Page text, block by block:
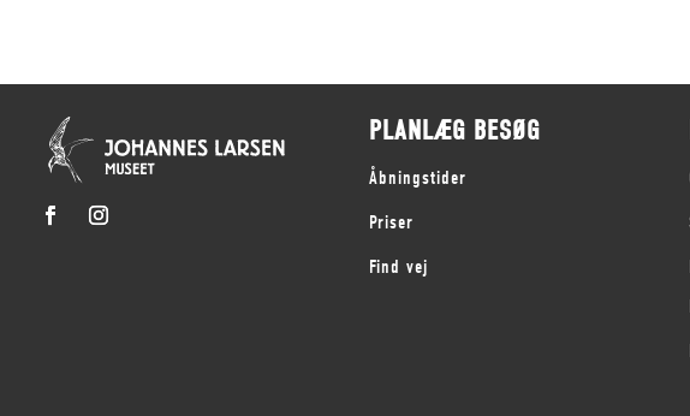
PLANLÆG BESØG
Åbningstider
Priser
Find vej